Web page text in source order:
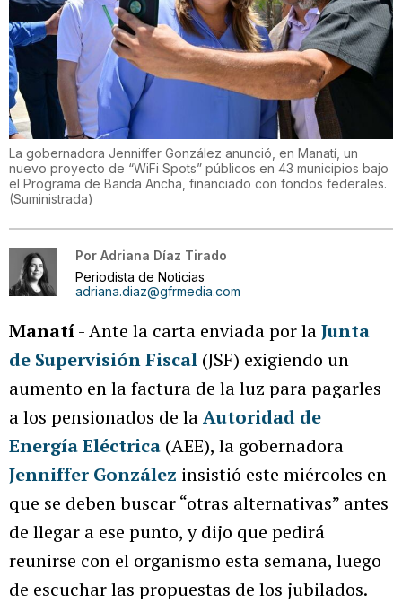
La gobernadora Jenniffer González anunció, en Manatí, un
nuevo proyecto de “WiFi Spots” públicos en 43 municipios bajo
el Programa de Banda Ancha, financiado con fondos federales.
(Suministrada)
Por Adriana Díaz Tirado
Periodista de Noticias
adriana.diaz@gfrmedia.com
Manatí- Ante la carta enviada por laJunta
de Supervisión Fiscal (JSF) exigiendo un
aumento en la factura de la luz para pagarles
a los pensionados de laAutoridad de
Energía Eléctrica (AEE), la gobernadora
Jenniffer González insistió este miércoles en
que se deben buscar “otras alternativas” antes
de llegar a ese punto, y dijo que pedirá
reunirse con el organismo esta semana, luego
de escuchar las propuestas de los jubilados.